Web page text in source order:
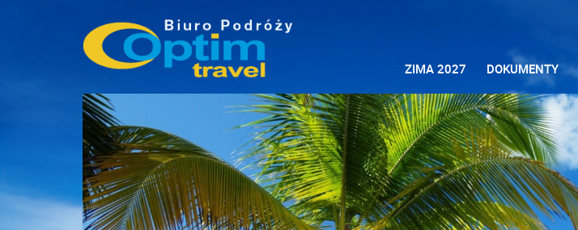
ZIMA 2027 DOKUMENTY